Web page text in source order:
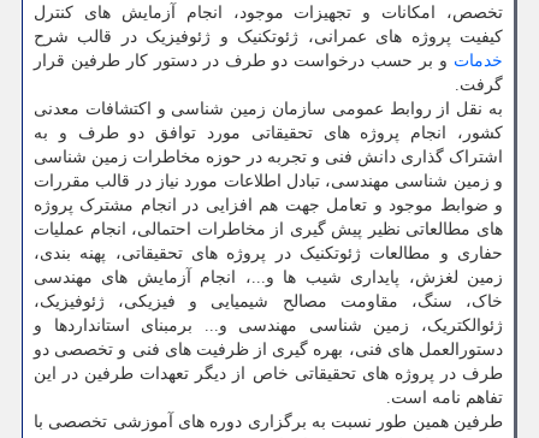
تخصص، امکانات و تجهیزات موجود، انجام آزمایش های کنترل
کیفیت پروژه های عمرانی، ژئوتکنیک و ژئوفیزیک در قالب شرح
خدمات و بر حسب درخواست دو طرف در دستور کار طرفین قرار
گرفت.
به نقل از روابط عمومی سازمان زمین شناسی و اکتشافات معدنی
کشور، انجام پروژه های تحقیقاتی مورد توافق دو طرف و به
اشتراک گذاری دانش فنی و تجربه در حوزه مخاطرات زمین شناسی
و زمین شناسی مهندسی، تبادل اطلاعات مورد نیاز در قالب مقررات
و ضوابط موجود و تعامل جهت هم افزایی در انجام مشترک پروژه
های مطالعاتی نظیر پیش گیری از مخاطرات احتمالی، انجام عملیات
حفاری و مطالعات ژئوتکنیک در پروژه های تحقیقاتی، پهنه بندی،
زمین لغزش، پایداری شیب ها و...، انجام آزمایش های مهندسی
خاک، سنگ، مقاومت مصالح شیمیایی و فیزیکی، ژئوفیزیک،
ژئوالکتریک، زمین شناسی مهندسی و... برمبنای استانداردها و
دستورالعمل های فنی، بهره گیری از ظرفیت های فنی و تخصصی دو
طرف در پروژه های تحقیقاتی خاص از دیگر تعهدات طرفین در این
تفاهم نامه است.
طرفین همین طور نسبت به برگزاری دوره های آموزشی تخصصی با